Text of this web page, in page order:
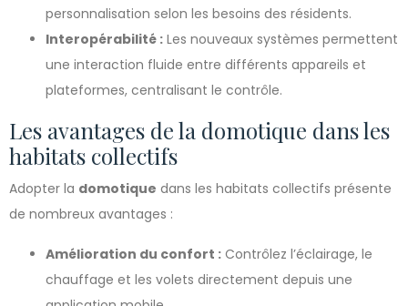
personnalisation selon les besoins des résidents.
Interopérabilité : Les nouveaux systèmes permettent
une interaction fluide entre différents appareils et
plateformes, centralisant le contrôle.
Les avantages de la domotique dans les
habitats collectifs
Adopter la domotique dans les habitats collectifs présente
de nombreux avantages :
Amélioration du confort : Contrôlez l’éclairage, le
chauffage et les volets directement depuis une